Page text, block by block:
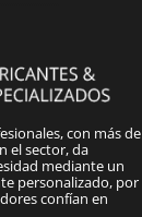
con más de
el sector, da
mediante un
personalizado, por
confían en